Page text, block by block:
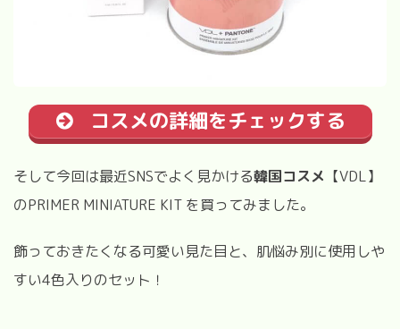
コスメの詳細をチェックする
そして今回は最近SNSでよく見かける韓国コスメ 【VDL】
のPRIMER MINIATURE KIT を買ってみました。
飾っておきたくなる可愛い見た目と、肌悩み別に使用しや
すい4色入りのセット！